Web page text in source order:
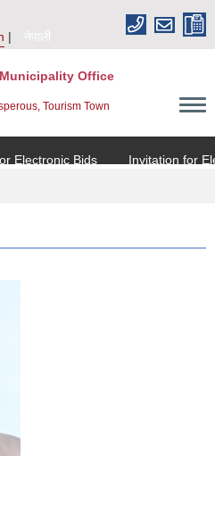
नेपाली
Office
Tourism Town
Bids
Invitation for